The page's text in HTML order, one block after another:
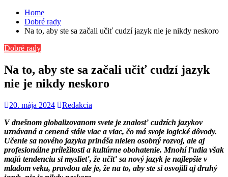
Home
Dobré rady
Na to, aby ste sa začali učiť cudzí jazyk nie je nikdy neskoro
Dobré rady
Na to, aby ste sa začali učiť cudzí jazyk
nie je nikdy neskoro
20. mája 2024
Redakcia
V dnešnom globalizovanom svete je znalosť cudzích jazykov
uznávaná a cenená stále viac a viac, čo má svoje logické dôvody.
Učenie sa nového jazyka prináša nielen osobný rozvoj, ale aj
profesionálne príležitosti a kultúrne obohatenie. Mnohí ľudia však
majú tendenciu si myslieť, že učiť sa nový jazyk je najlepšie v
mladom veku, pravdou ale je, že na to, aby ste si osvojili aj druhý